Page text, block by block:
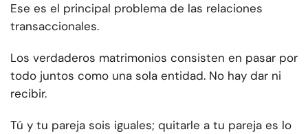
Ese es el principal problema de las relaciones
transaccionales.
Los verdaderos matrimonios consisten en pasar por
todo juntos como una sola entidad. No hay dar ni
recibir.
Tú y tu pareja sois iguales; quitarle a tu pareja es lo